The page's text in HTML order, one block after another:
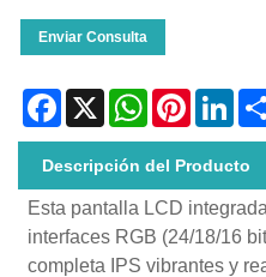
Enviar Consulta
Facebook
X WhatsAppPinterest
Descripción del Producto
Esta pantalla LCD
interfaces RGB (24/18/16
completa IPS vibrantes y